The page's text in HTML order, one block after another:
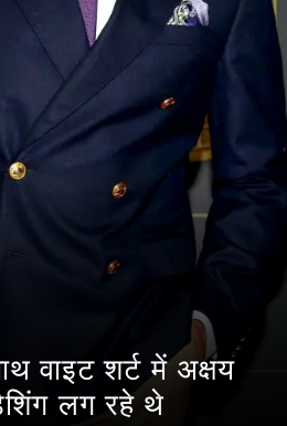
वाइट शर्ट में अक्षय
लग रहे थे